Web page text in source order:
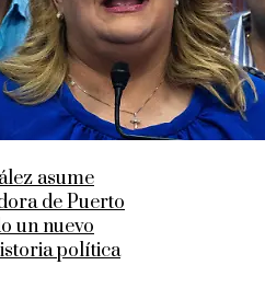
asume
de Puerto
un nuevo
política